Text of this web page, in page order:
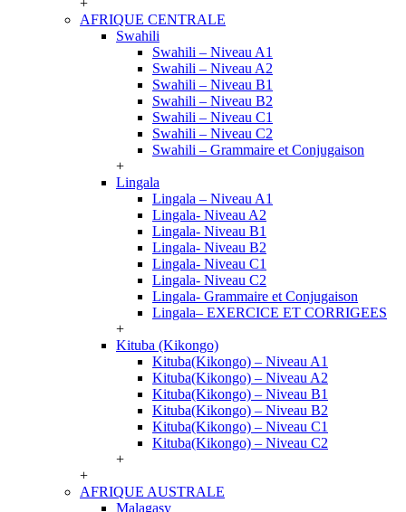
+
AFRIQUE CENTRALE
Swahili
Swahili – Niveau A1
Swahili – Niveau A2
Swahili – Niveau B1
Swahili – Niveau B2
Swahili – Niveau C1
Swahili – Niveau C2
Swahili – Grammaire et Conjugaison
+
Lingala
Lingala – Niveau A1
Lingala- Niveau A2
Lingala- Niveau B1
Lingala- Niveau B2
Lingala- Niveau C1
Lingala- Niveau C2
Lingala- Grammaire et Conjugaison
Lingala– EXERCICE ET CORRIGEES
+
Kituba (Kikongo)
Kituba(Kikongo) – Niveau A1
Kituba(Kikongo) – Niveau A2
Kituba(Kikongo) – Niveau B1
Kituba(Kikongo) – Niveau B2
Kituba(Kikongo) – Niveau C1
Kituba(Kikongo) – Niveau C2
+
+
AFRIQUE AUSTRALE
Malagasy